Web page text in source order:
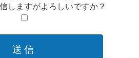
しますがよろしいですか？